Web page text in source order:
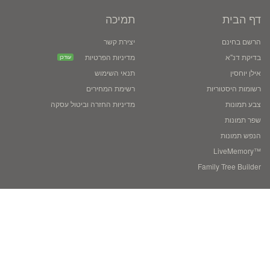
דף הבית
הרשם בחינם
בדיקת דנ''א
אילן יוחסין
רשומות היסטוריות
צבע תמונות
שפר תמונות
הנפש תמונות
™LiveMemory
Family Tree Builder
תמיכה
יצירת קשר
מדיניות הפרטיות
עודכן
תנאי השימוש
רשימת המחירים
מדיניות החזרה וביטול עסקה